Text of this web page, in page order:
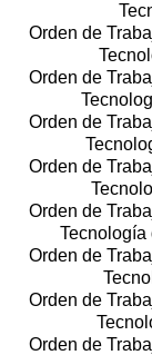
Orden de
Orden de
Orden de
Orden de
Orden de
Tecnología
Orden de
Orden de
Orden de